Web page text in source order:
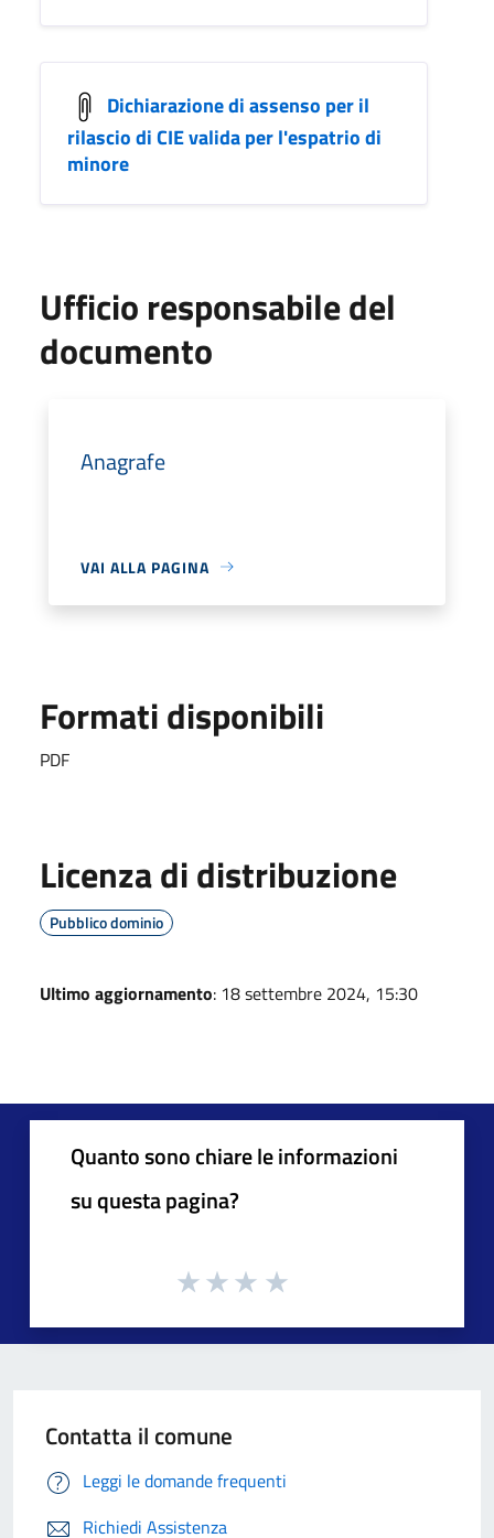
Dichiarazione di assenso per il
rilascio di CIE valida per l'espatrio di
minore
Ufficio responsabile del
documento
Anagrafe
VAI ALLA PAGINA
Formati disponibili
PDF
Licenza di distribuzione
Pubblico dominio
Ultimo aggiornamento: 18 settembre 2024, 15:30
Quanto sono chiare le informazioni
su questa pagina?
Contatta il comune
Leggi le domande frequenti
Richiedi Assistenza